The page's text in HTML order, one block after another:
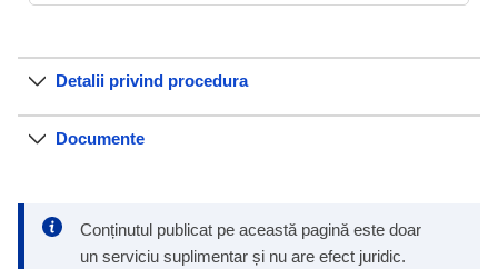
Detalii privind procedura
Documente
Conținutul publicat pe această pagină este doar
un serviciu suplimentar și nu are efect juridic.